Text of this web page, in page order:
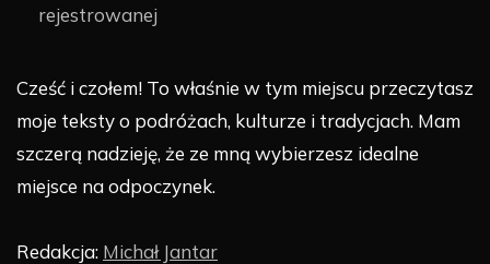
rejestrowanej
Cześć i czołem! To właśnie w tym miejscu przeczytasz
moje teksty o podróżach, kulturze i tradycjach. Mam
szczerą nadzieję, że ze mną wybierzesz idealne
miejsce na odpoczynek.
Redakcja: Michał Jantar